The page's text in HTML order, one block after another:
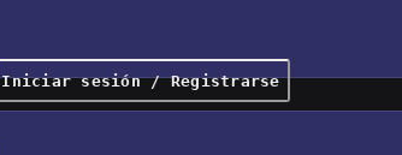
Iniciar sesión / Registrarse